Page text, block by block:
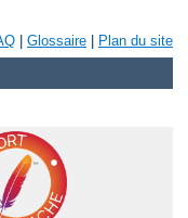
Glossaire Plan du site